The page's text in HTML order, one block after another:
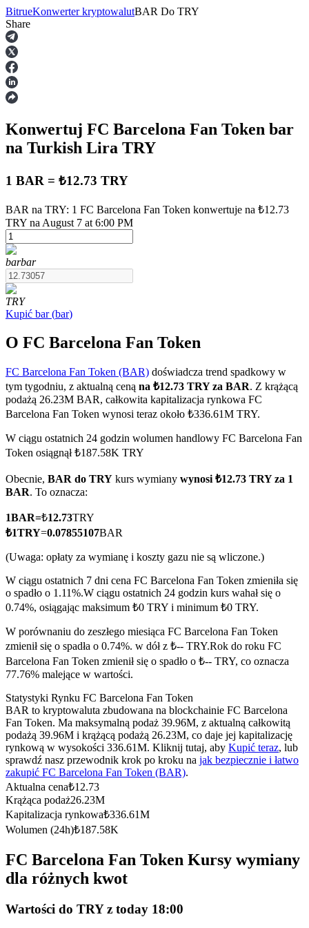
Kontrakty terminowe
Kontrakty terminowe na USDT
Kontrakty futures wykorzystujące USDT jako zabezpieczenie
Kontrakty terminowe COIN-M
Kontrakty terminowe na kryptowaluty
TradFi
towary
Kontrakty futures wykorzystujące USDC jako zabezpieczenie
Kopiowanie Transakcji
Dołącz do najlepszych traderów
BitrueKonwerter kryptowalutBAR Do TRY
Share
Konwertuj FC Barcelona Fan Token bar
na Turkish Lira TRY
1 BAR = ₺12.73 TRY
BAR na TRY: 1 FC Barcelona Fan Token konwertuje na ₺12.73
TRY na August 7 at 6:00 PM
barbar
TRY
Kupić bar(bar)
O FC Barcelona Fan Token
FC Barcelona Fan Token (BAR) doświadcza trend spadkowy w
tym tygodniu, z aktualną ceną na ₺12.73 TRY za BAR. Z krążącą
podażą 26.23M BAR, całkowita kapitalizacja rynkowa FC
Barcelona Fan Token wynosi teraz około ₺336.61M TRY.
W ciągu ostatnich 24 godzin wolumen handlowy FC Barcelona Fan
Token osiągnął ₺187.58K TRY
Obecnie, BAR do TRY kurs wymiany wynosi ₺12.73 TRY za 1
BAR. To oznacza:
1BAR=₺12.73TRY
₺1TRY=0.07855107BAR
(Uwaga: opłaty za wymianę i koszty gazu nie są wliczone.)
W ciągu ostatnich 7 dni cena FC Barcelona Fan Token zmieniła się
o spadło o 1.11%.W ciągu ostatnich 24 godzin kurs wahał się o
0.74%, osiągając maksimum ₺0 TRY i minimum ₺0 TRY.
W porównaniu do zeszłego miesiąca FC Barcelona Fan Token
zmienił się o spadła o 0.74%. w dół z ₺-- TRY.Rok do roku FC
Barcelona Fan Token zmienił się o spadło o ₺-- TRY, co oznacza
77.76% malejące w wartości.
Statystyki Rynku FC Barcelona Fan Token
BAR to kryptowaluta zbudowana na blockchainie FC Barcelona
Fan Token. Ma maksymalną podaż 39.96M, z aktualną całkowitą
podażą 39.96M i krążącą podażą 26.23M, co daje jej kapitalizację
rynkową w wysokości 336.61M. Kliknij tutaj, aby Kupić teraz, lub
sprawdź nasz przewodnik krok po kroku na jak bezpiecznie i łatwo
zakupić FC Barcelona Fan Token (BAR).
Aktualna cena₺12.73
Krążąca podaż26.23M
Kapitalizacja rynkowa₺336.61M
Wolumen (24h)₺187.58K
FC Barcelona Fan Token Kursy wymiany
dla różnych kwot
Wartości do TRY z today 18:00